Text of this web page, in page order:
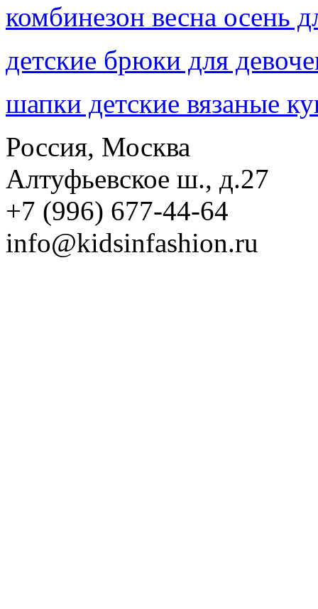
комбинезон весна осень
детские брюки для
шапки детские вязаные
Россия, Москва
Алтуфьевское ш., д.27
+7 (996) 677-44-64
info@kidsinfashion.ru